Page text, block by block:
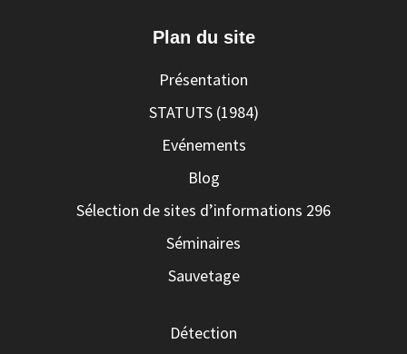
Plan du site
Présentation
STATUTS (1984)
Evénements
Blog
Sélection de sites d’informations 296
Séminaires
Sauvetage
Détection